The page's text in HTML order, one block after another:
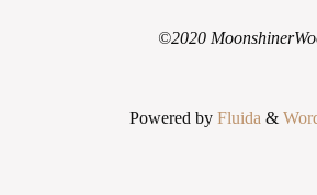
©2020
Powered by Fluida &